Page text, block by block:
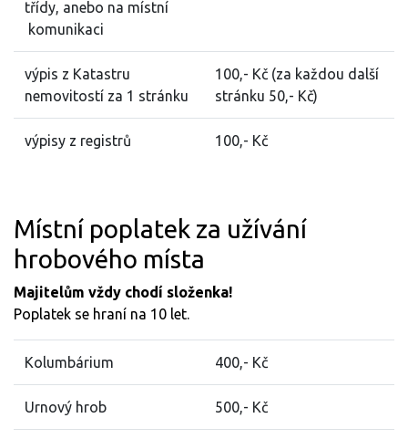
třídy, anebo na místní
komunikaci
výpis z Katastru
nemovitostí za 1 stránku
100,- Kč (za každou další
stránku 50,- Kč)
výpisy z registrů 100,- Kč
Místní poplatek za užívání
hrobového místa
Majitelům vždy chodí složenka!
Poplatek se hraní na 10 let.
Kolumbárium 400,- Kč
Urnový hrob 500,- Kč